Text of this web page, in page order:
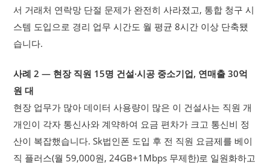
서 거래처 연락망 단절 문제가 완전히 사라졌고, 통합 청구 시
스템 도입으로 경리 업무 시간도 월 평균 8시간 이상 단축됐
습니다.
사례 2 — 현장 직원 15명 건설·시공 중소기업, 연매출 30억
원 대
현장 업무가 많아 데이터 사용량이 많은 이 건설사는 직원 개
개인이 각자 통신사와 계약하여 요금 편차가 크고 통신비 정
산이 복잡했습니다. Sk법인폰 도입 후 전 직원 요금제를 베이
직 플러스(월 59,000원, 24GB+1Mbps 무제한)로 일원화하고